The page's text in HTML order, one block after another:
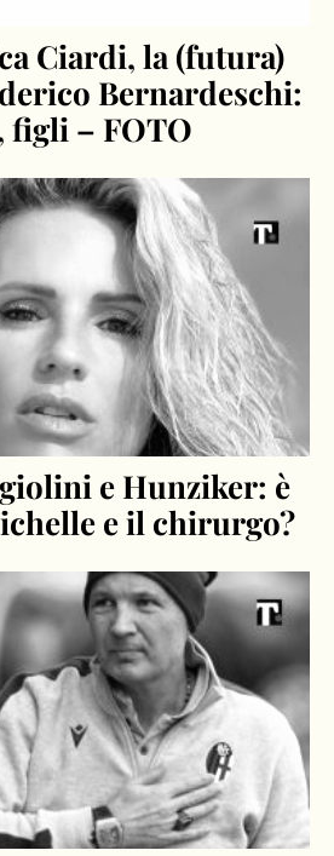
Ciardi, la (futura)
Bernardeschi:
figli – FOTO
e Hunziker: è
e il chirurgo?